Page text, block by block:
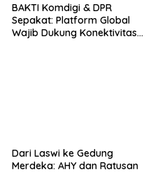
BAKTI Komdigi & DPR
Sepakat: Platform Global
Wajib Dukung Konektivitas
Dari Laswi ke Gedung
Merdeka: AHY dan Ratusan